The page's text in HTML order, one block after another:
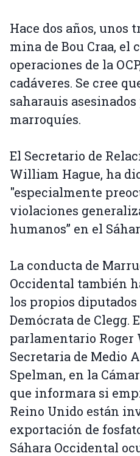
Hace dos años, unos
mina de Bou Craa, el
operaciones de la
cadáveres. Se cree
saharauis
marroquíes.
El Secretario de
William Hague, ha
"especialmente
violaciones
humanos” en el
La conducta de
Occidental también
los propios
Demócrata de Clegg.
parlamentario Roger
Secretaria de Medio
Spelman, en la
que informara si
Reino Unido están
exportación de
Sáhara Occidental